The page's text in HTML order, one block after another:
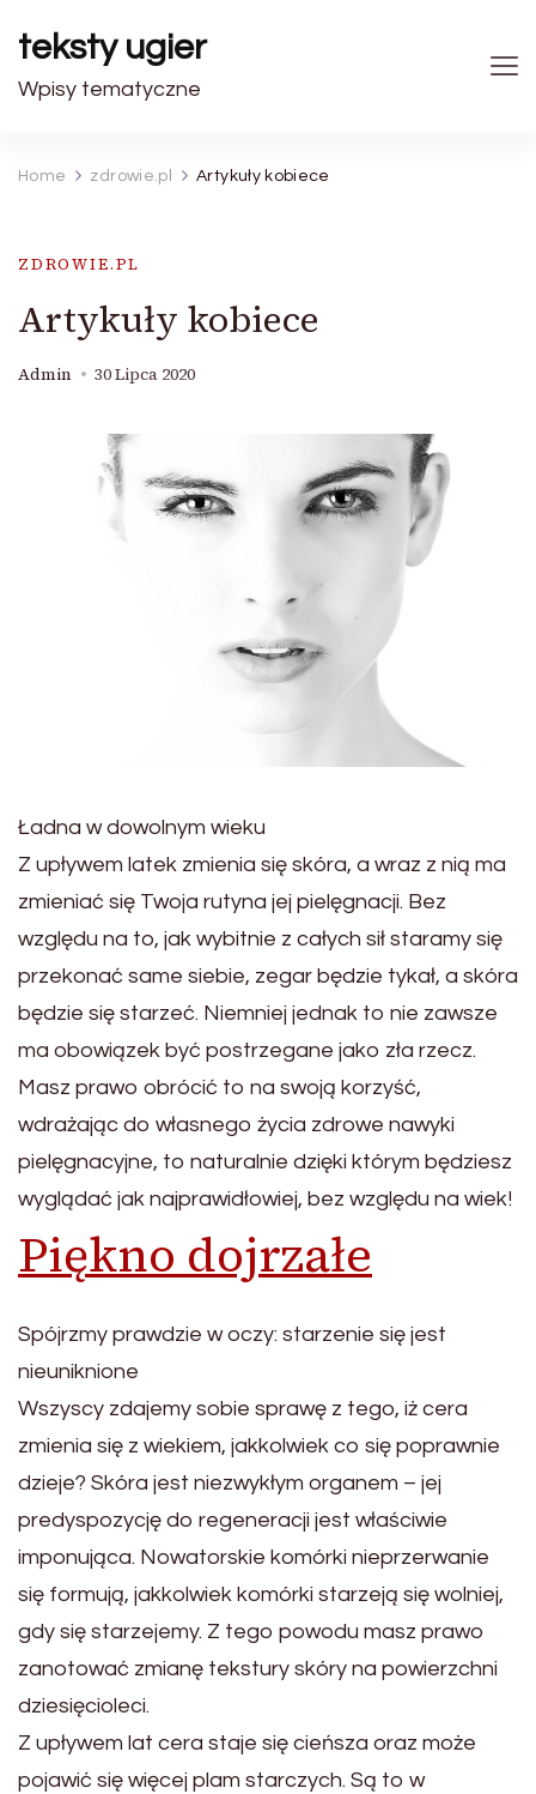
teksty ugier
Wpisy tematyczne
Home zdrowie.pl Artykuły kobiece
ZDROWIE.PL
Artykuły kobiece
Admin 30 Lipca 2020
Ładna w dowolnym wieku
Z upływem latek zmienia się skóra, a wraz z nią ma
zmieniać się Twoja rutyna jej pielęgnacji. Bez
względu na to, jak wybitnie z całych sił staramy się
przekonać same siebie, zegar będzie tykał, a skóra
będzie się starzeć. Niemniej jednak to nie zawsze
ma obowiązek być postrzegane jako zła rzecz.
Masz prawo obrócić to na swoją korzyść,
wdrażając do własnego życia zdrowe nawyki
pielęgnacyjne, to naturalnie dzięki którym będziesz
wyglądać jak najprawidłowiej, bez względu na wiek!
Piękno dojrzałe
Spójrzmy prawdzie w oczy: starzenie się jest
nieuniknione
Wszyscy zdajemy sobie sprawę z tego, iż cera
zmienia się z wiekiem, jakkolwiek co się poprawnie
dzieje? Skóra jest niezwykłym organem – jej
predyspozycję do regeneracji jest właściwie
imponująca. Nowatorskie komórki nieprzerwanie
się formują, jakkolwiek komórki starzeją się wolniej,
gdy się starzejemy. Z tego powodu masz prawo
zanotować zmianę tekstury skóry na powierzchni
dziesięcioleci.
Z upływem lat cera staje się cieńsza oraz może
pojawić się więcej plam starczych. Są to w